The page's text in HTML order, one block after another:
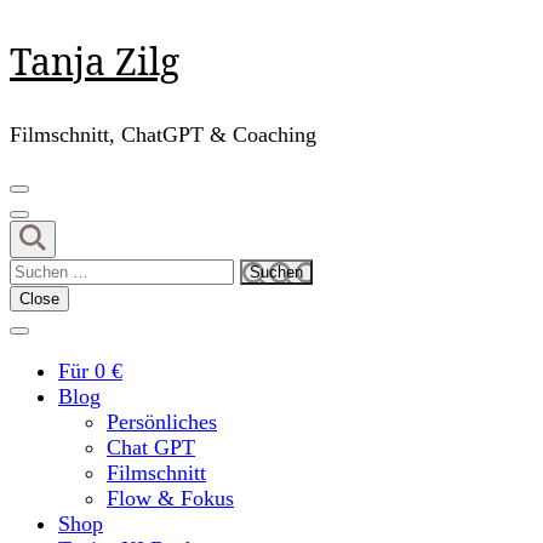
Skip
to
(Press
Enter)
Tanja Zilg
Filmschnitt, ChatGPT & Coaching
Suchen
nach:
Close
Für 0 €
Blog
Persönliches
Chat GPT
Filmschnitt
Flow & Fokus
Shop